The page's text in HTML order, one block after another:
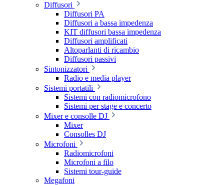
Diffusori
Diffusori PA
Diffusori a bassa impedenza
KIT diffusori bassa impedenza
Diffusori amplificati
Altoparlanti di ricambio
Diffusori passivi
Sintonizzatori
Radio e media player
Sistemi portatili
Sistemi con radiomicrofono
Sistemi per stage e concerto
Mixer e consolle DJ
Mixer
Consolles DJ
Microfoni
Radiomicrofoni
Microfoni a filo
Sistemi tour-guide
Megafoni